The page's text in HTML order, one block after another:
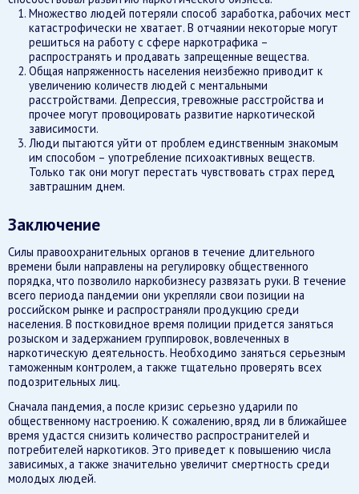
Множество людей потеряли способ заработка, рабочих мест
катастрофически не хватает. В отчаянии некоторые могут
решиться на работу с сфере наркотрафика –
распространять и продавать запрещенные вещества.
Общая напряженность населения неизбежно приводит к
увеличению количеств людей с ментальными
расстройствами. Депрессия, тревожные расстройства и
прочее могут провоцировать развитие наркотической
зависимости.
Люди пытаются уйти от проблем единственным знакомым
им способом – употребление психоактивных веществ.
Только так они могут перестать чувствовать страх перед
завтрашним днем.
Заключение
Силы правоохранительных органов в течение длительного
времени были направлены на регулировку общественного
порядка, что позволило наркобизнесу развязать руки. В течение
всего периода пандемии они укрепляли свои позиции на
российском рынке и распространяли продукцию среди
населения. В постковидное время полиции придется заняться
розыском и задержанием группировок, вовлеченных в
наркотическую деятельность. Необходимо заняться серьезным
таможенным контролем, а также тщательно проверять всех
подозрительных лиц.
Сначала пандемия, а после кризис серьезно ударили по
общественному настроению. К сожалению, вряд ли в ближайшее
время удастся снизить количество распространителей и
потребителей наркотиков. Это приведет к повышению числа
зависимых, а также значительно увеличит смертность среди
молодых людей.